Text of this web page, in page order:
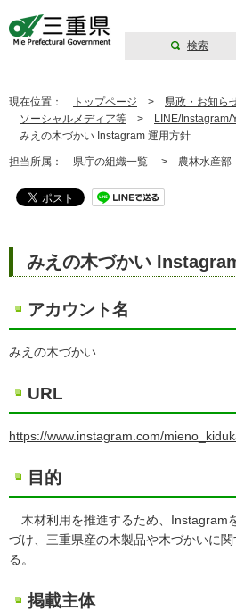
検索
現在位置： トップページ > 県政・お知ら
ソーシャルメディア等 > LINE/Instagram/
みえの木づかい Instagram 運用方針
担当所属： 県庁の組織一覧 > 農林水産
みえの木づかい
アカウント名
みえの木づかい
URL
https://www.instagram.com/
目的
木材利用を推進するため、Instagram
づけ、三重県産の木製品や木づかいに
る。
掲載主体